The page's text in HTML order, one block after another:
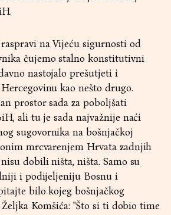
na Vijeću sigurnosti od
čujemo stalno konstitutivni
nastojalo prešutjeti i
kao nešto drugo.
prostor sada za poboljšati
ali tu je sada najvažnije naći
sugovornika na bošnjačkoj
mrcvarenjem Hrvata zadnjih
dobili ništa, ništa. Samo su
i podijeljeniju Bosnu i
bilo kojeg bošnjačkog
Komšića: "Što si ti dobio time